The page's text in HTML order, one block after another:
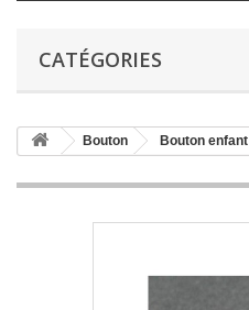
CATÉGORIES
Bouton Bouton enfant